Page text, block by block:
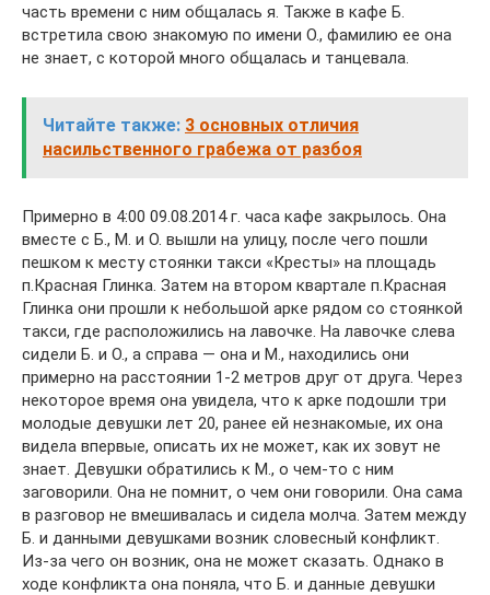
часть времени с ним общалась я. Также в кафе Б.
встретила свою знакомую по имени О., фамилию ее она
не знает, с которой много общалась и танцевала.
Читайте также: 3 основных отличия
насильственного грабежа от разбоя
Примерно в 4:00 09.08.2014 г. часа кафе закрылось. Она
вместе с Б., М. и О. вышли на улицу, после чего пошли
пешком к месту стоянки такси «Кресты» на площадь
п.Красная Глинка. Затем на втором квартале п.Красная
Глинка они прошли к небольшой арке рядом со стоянкой
такси, где расположились на лавочке. На лавочке слева
сидели Б. и О., а справа — она и М., находились они
примерно на расстоянии 1-2 метров друг от друга. Через
некоторое время она увидела, что к арке подошли три
молодые девушки лет 20, ранее ей незнакомые, их она
видела впервые, описать их не может, как их зовут не
знает. Девушки обратились к М., о чем-то с ним
заговорили. Она не помнит, о чем они говорили. Она сама
в разговор не вмешивалась и сидела молча. Затем между
Б. и данными девушками возник словесный конфликт.
Из-за чего он возник, она не может сказать. Однако в
ходе конфликта она поняла, что Б. и данные девушки